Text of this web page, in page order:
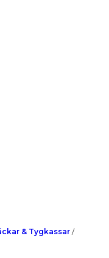
& Tygkassar /